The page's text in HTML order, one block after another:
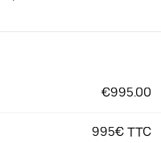
€995.00
995€ TTC